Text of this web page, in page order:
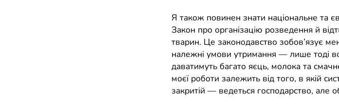
Я також повинен знати національне та
Закон про організацію розведення й
тварин. Це законодавство зобов’язує
належні умови утримання — лише тоді
даватимуть багато яєць, молока та
моєї роботи залежить від того, в якій
закритій — ведеться господарство, але